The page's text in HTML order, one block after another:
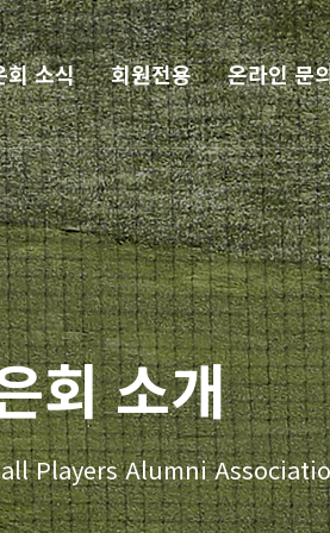
회 소식 회원전용 온라인 문
회 소개
Players Alumni